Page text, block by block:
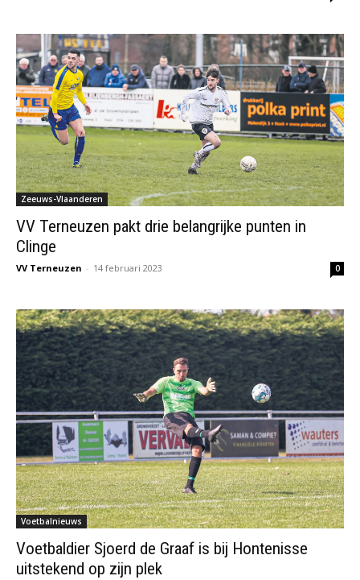
Zeeuws-Vlaanderen
VV Terneuzen pakt drie belangrijke punten in
Clinge
VV Terneuzen - 14 februari 2023 0
Voetbalnieuws
Voetbaldier Sjoerd de Graaf is bij Hontenisse
uitstekend op zijn plek